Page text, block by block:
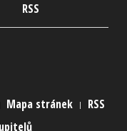
RSS
Mapa stránek
RSS